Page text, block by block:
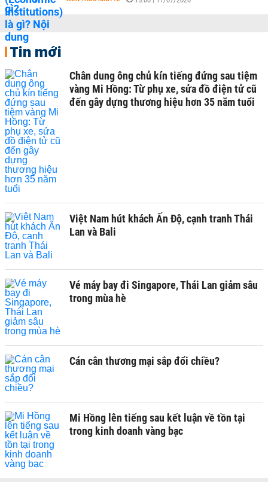
Tin mới
Chân dung ông chủ kín tiếng đứng sau tiệm
vàng Mi Hồng: Từ phụ xe, sửa đồ điện tử cũ
đến gây dựng thương hiệu hơn 35 năm tuổi
Việt Nam hút khách Ấn Độ, cạnh tranh Thái
Lan và Bali
Vé máy bay đi Singapore, Thái Lan giảm sâu
trong mùa hè
Cán cân thương mại sắp đổi chiều?
Mi Hồng lên tiếng sau kết luận về tồn tại
trong kinh doanh vàng bạc